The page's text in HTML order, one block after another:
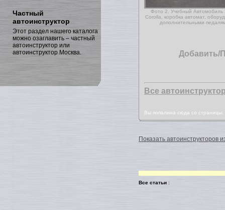
Частный
автоинструктор
Этот раздел нашего каталога
можно озаглавить – частный
автоинструктор или
автоинструктор Москва.
Фото 2. Учебный Автомобиль
Corolla, коробка автомат,
дополнительными
Добавить/
Все
Вы попалина сюда со
Показать автоинструкторов
Все статьи :